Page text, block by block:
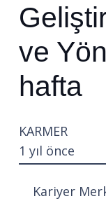
ve
hafta
KARMER
1 yıl önce
Kariyer